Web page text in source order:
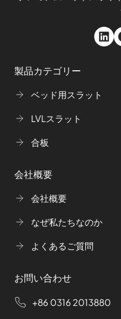
製品カテゴリー
ベッド用スラット
LVLスラット
合板
会社概要
会社概要
なぜ私たちなのか
よくあるご質問
お問い合わせ
+86 0316 2013880